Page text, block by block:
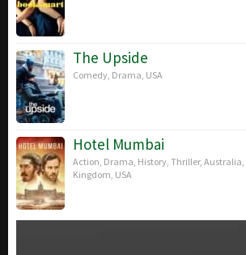
The Upside
Comedy Drama USA
Hotel Mumbai
Action Drama History Thriller, Australia
Kingdom USA